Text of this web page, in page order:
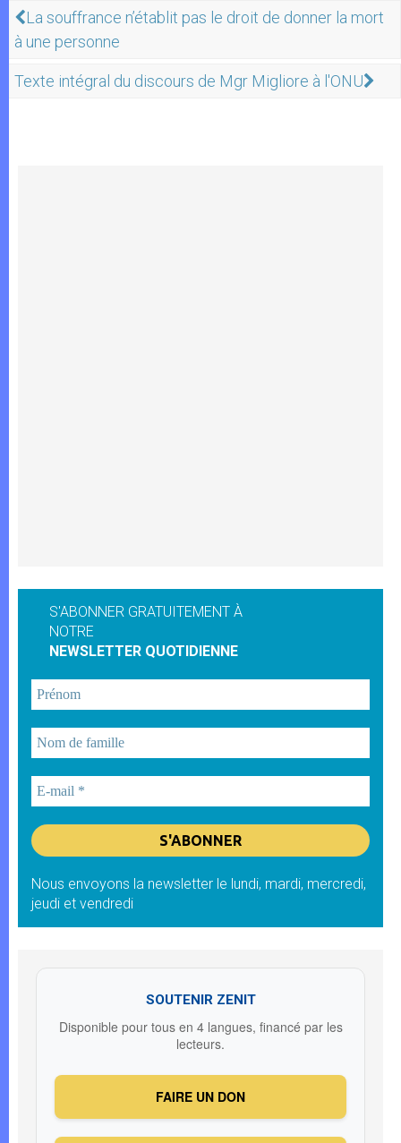
La souffrance n’établit pas le droit de donner la mort
à une personne
Texte intégral du discours de Mgr Migliore à l'ONU
S'ABONNER GRATUITEMENT À
NOTRE
NEWSLETTER QUOTIDIENNE
Nous envoyons la newsletter le lundi, mardi, mercredi,
jeudi et vendredi
SOUTENIR ZENIT
Disponible pour tous en 4 langues, financé par les
lecteurs.
FAIRE UN DON